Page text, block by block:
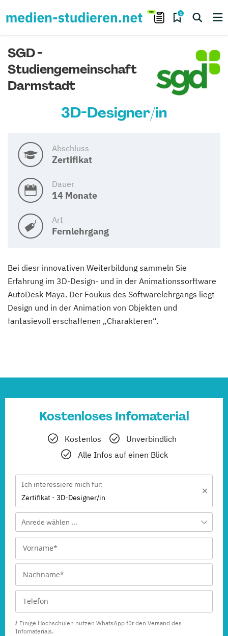
0
SGD -
Studiengemeinschaft
Darmstadt
3D-Designer/in
Abschluss
Zertifikat
Dauer
14 Monate
Art
Fernlehrgang
Bei diesr innovativen Weiterbildung sammeln Sie
Erfahrung im 3D-Design- und in der Animationssorftware
AutoDesk Maya. Der Foukus des Softwarelehrgangs liegt
Design und in der Animation von Objekten und
fantasievoll erschaffenen „Charakteren“.
Kostenloses Infomaterial
Kostenlos
Unverbindlich
Alle Infos auf einen Blick
Ich interessiere mich für:
Zertifikat - 3D-Designer/in
Anrede wählen ...
Einige Hochschulen nutzen WhatsApp für den Versand des
Infomaterials.